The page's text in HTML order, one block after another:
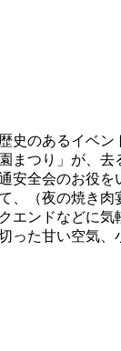
のあるイベン
つり」が、去
安全会のお役を
、（夜の焼き
エンドなどに気
た甘い空気、